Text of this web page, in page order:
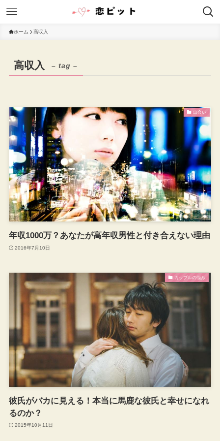
ホーム 高収入
高収入 – tag –
出会い
年収1000万？あなたが高年収男性と付き合えない理由
2016年7月10日
カップルの悩み
彼氏がバカに見える！本当に馬鹿な彼氏と幸せになれ
るのか？
2015年10月11日